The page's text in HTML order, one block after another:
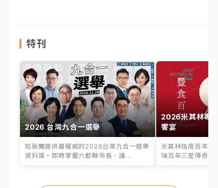
特刊
2026 台灣九合一選舉
知新聞提供最權威的2026台灣九合一選舉
資料庫。即時掌握六都縣市長、議...
2026米其林專
饗宴
米其林指南百年之
瑞百年三星傳奇、